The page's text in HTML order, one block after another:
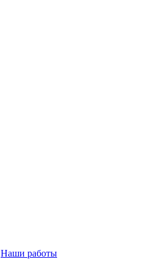
Наши работы